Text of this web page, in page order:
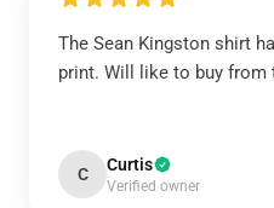
The Sean Kingston shirt
print. Will like to buy from
C Curtis
Verified owner